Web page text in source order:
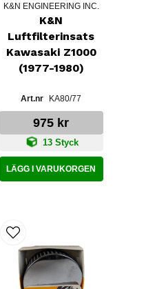
K&N ENGINEERING INC.
K&N
Luftfilterinsats
Kawasaki Z1000
(1977-1980)
KA80/77
975 kr
13 Styck
LÄGG I VARUKORGEN